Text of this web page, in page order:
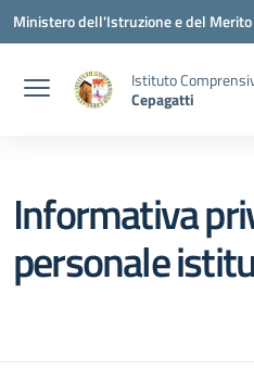
Vai ai contenuti
Vai al menu di navigazione
Vai al footer
Ministero dell'Istruzione e del Merito
Istituto
Cepagatti
Informativa
personale